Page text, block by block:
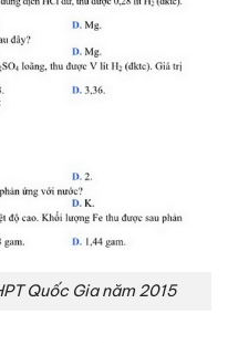
Quốc Gia năm 2015